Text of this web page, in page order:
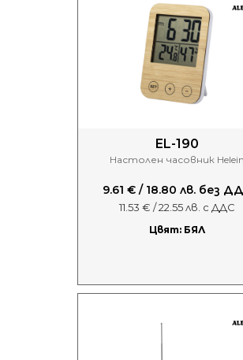
EL-190
Настолен часовник Helein
9.61 € / 18.80 лв. без
11.53 € / 22.55 лв. с ДДС
Цвят: БЯЛ